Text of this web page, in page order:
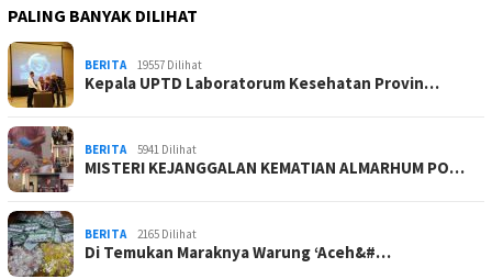
PALING BANYAK DILIHAT
BERITA 19557 Dilihat
Kepala UPTD Laboratorum Kesehatan Provin…
BERITA 5941 Dilihat
MISTERI KEJANGGALAN KEMATIAN ALMARHUM PO…
BERITA 2165 Dilihat
Di Temukan Maraknya Warung ‘Aceh&#…